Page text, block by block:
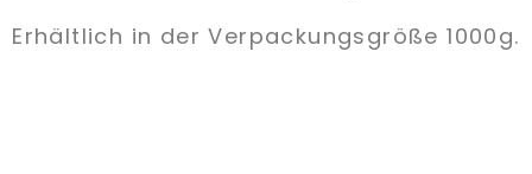
Erhältlich in der Verpackungsgröße 1000g.